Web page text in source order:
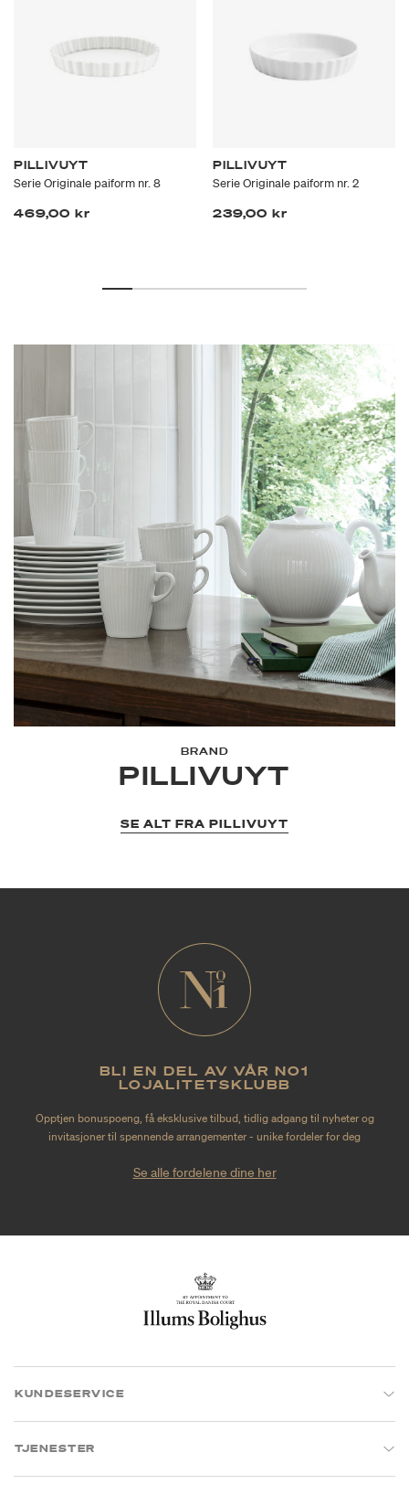
PILLIVUYT
Serie Originale paiform nr. 8
469,00 kr
PILLIVUYT
Serie Originale paiform nr. 2
239,00 kr
BRAND
PILLIVUYT
SE ALT FRA PILLIVUYT
BLI EN DEL AV VÅR NO1
LOJALITETSKLUBB
Opptjen bonuspoeng, få eksklusive tilbud, tidlig adgang til nyheter og
invitasjoner til spennende arrangementer - unike fordeler for deg
Se alle fordelene dine her
KUNDESERVICE
TJENESTER